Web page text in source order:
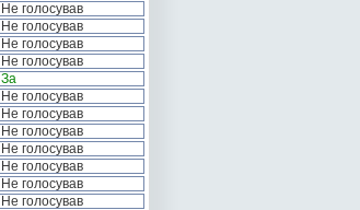
Не голосував
Не голосував
Не голосував
Не голосував
За
Не голосував
Не голосував
Не голосував
Не голосував
Не голосував
Не голосував
Не голосував